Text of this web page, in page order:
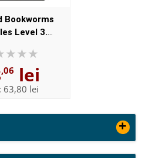
+
Bookworms
Level 3.
,06 lei
63,80 lei